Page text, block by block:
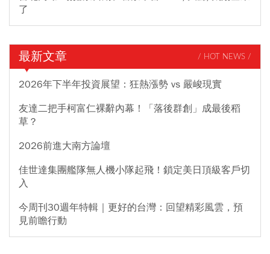
了
最新文章 / HOT NEWS /
2026年下半年投資展望：狂熱漲勢 vs 嚴峻現實
友達二把手柯富仁裸辭內幕！「落後群創」成最後稻
草？
2026前進大南方論壇
佳世達集團艦隊無人機小隊起飛！鎖定美日頂級客戶切
入
今周刊30週年特輯｜更好的台灣：回望精彩風雲，預
見前瞻行動